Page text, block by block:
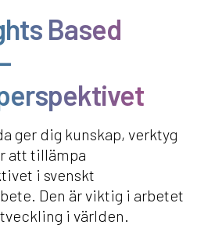
Based
ger dig kunskap, verktyg
att tillämpa
i svenskt
Den är viktig i arbetet
i världen.